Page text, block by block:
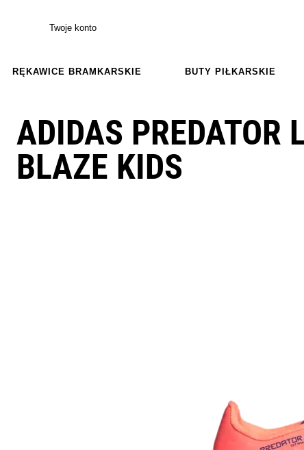
Twoje konto
RĘKAWICE BRAMKARSKIE BUTY PIŁKARSKIE
ADIDAS PREDATOR
BLAZE KIDS